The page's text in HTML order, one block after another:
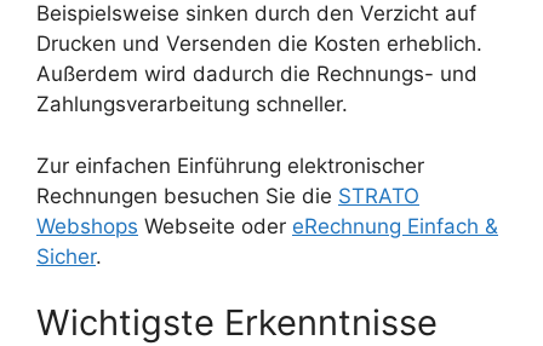
Beispielsweise sinken durch den Verzicht auf
Drucken und Versenden die Kosten erheblich.
Außerdem wird dadurch die Rechnungs- und
Zahlungsverarbeitung schneller.
Zur einfachen Einführung elektronischer
Rechnungen besuchen Sie die STRATO
Webshops Webseite oder eRechnung Einfach &
Sicher.
Wichtigste Erkenntnisse